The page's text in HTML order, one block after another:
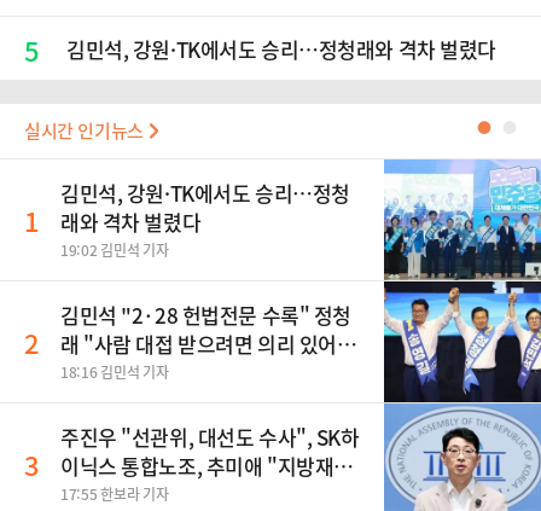
5 김민석, 강원·TK에서도 승리…정청래와 격차 벌렸다
실시간 인기뉴스 ●
1
김민석, 강원·TK에서도 승리…정청
래와 격차 벌렸다
19:02 김민석 기자
2
김민석 "2·28 헌법전문 수록" 정청
래 "사람 대접 받으려면 의리 있어야"
송영길 "조국혁신당 합당 반대"
18:16 김민석 기자
3
주진우 "선관위, 대선도 수사", SK하
이닉스 통합노조, 추미애 "지방재정
바꿔야", 세제개편 이달 정리 등
17:55 한보라 기자